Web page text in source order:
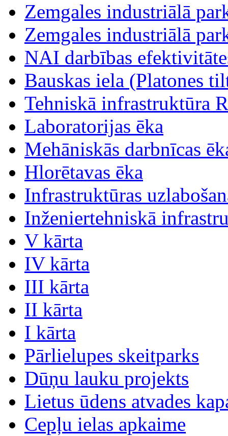
Zemgales industriālā
Zemgales industriālā
NAI darbības
Bauskas iela (Platones
Tehniskā infrastruktūra
Laboratorijas ēka
Mehāniskās darbnīcas
Hlorētavas ēka
Infrastruktūras
Inženiertehniskā
V kārta
IV kārta
III kārta
II kārta
I kārta
Pārlielupes skeitparks
Dūņu lauku projekts
Lietus ūdens atvades
Cepļu ielas apkaime